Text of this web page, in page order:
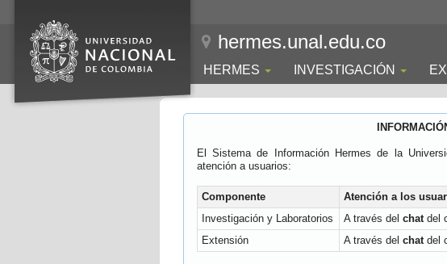
hermes.unal.edu.co
HERMES INVESTIGACIÓN
El Sistema de Información Hermes de la
atención a usuarios:
Componente Atención a los
Investigación y Laboratorios
A través del chatdel
Extensión
A través del chatdel